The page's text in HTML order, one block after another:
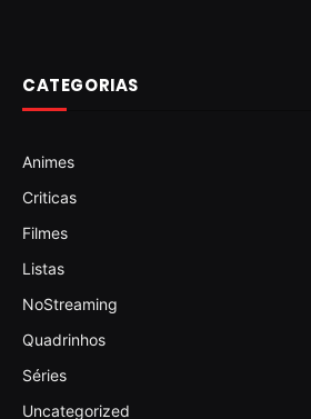
CATEGORIAS
Animes
Criticas
Filmes
Listas
NoStreaming
Quadrinhos
Séries
Uncategorized